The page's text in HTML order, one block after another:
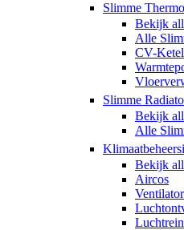
Slimme
Bekijk
Alle
CV-
Slimme
Bekijk
Alle
Bekijk
Aircos